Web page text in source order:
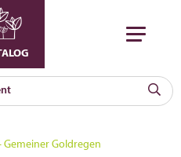
Goldregen